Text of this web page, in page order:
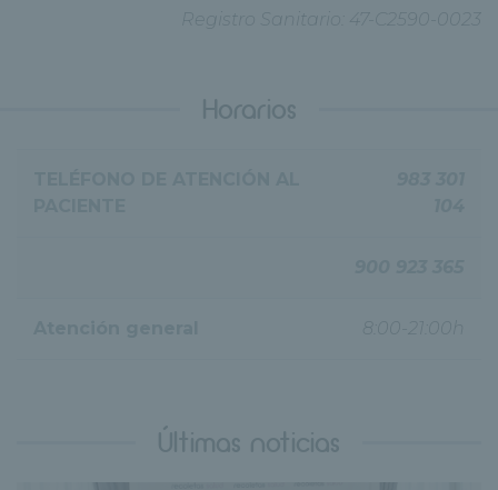
Registro Sanitario: 47-C2590-0023
Horarios
8:00-21:00h
Últimas noticias